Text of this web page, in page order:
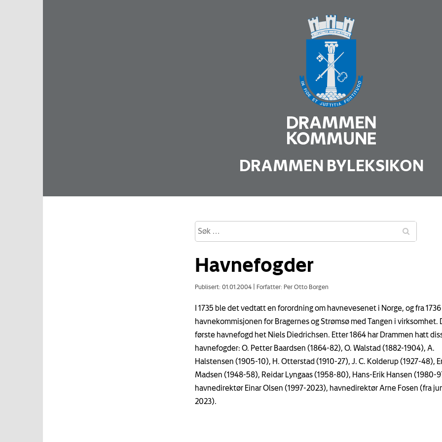
DRAMMEN BYLEKSIKON
Havnefogder
Publisert: 01.01.2004 Forfatter: Per Otto Borgen
I 1735 ble det vedtatt en forordning om havnevesenet i Norge, og fra
havnekommisjonen for Bragernes og Strømsø med Tangen i virksomhet.
første havnefogd het Niels Diedrichsen. Etter 1864 har Drammen hatt
havnefogder: O. Petter Baardsen (1864-82), O. Walstad (1882-1904), A.
Halstensen (1905-10), H. Otterstad (1910-27), J. C. Kolderup (1927-48),
Madsen (1948-58), Reidar Lyngaas (1958-80), Hans-Erik Hansen (1980-
havnedirektør Einar Olsen (1997-2023), havnedirektør Arne Fosen (fra
2023).